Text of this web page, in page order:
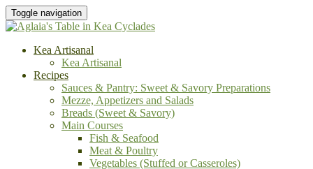
Toggle navigation
Kea Artisanal
Kea Artisanal
Recipes
Sauces & Pantry: Sweet & Savory Preparations
Mezze, Appetizers and Salads
Breads (Sweet & Savory)
Main Courses
Fish & Seafood
Meat & Poultry
Vegetables (Stuffed or Casseroles)